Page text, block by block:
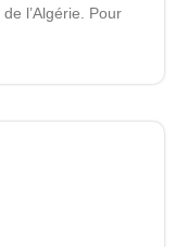
l’Algérie. Pour